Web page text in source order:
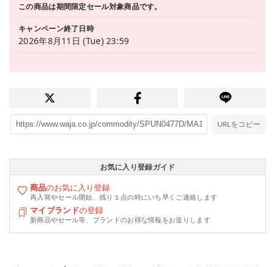
この商品は期間限定セール対象商品です。
キャンペーン終了日時
2026年8月11日 (Tue) 23:59
URLをコピー
お気に入り登録ガイド
商品のお気に入り登録
再入荷やセール開始、残り１点の時にいち早くご連絡します
マイブランドの登録
新商品やセール等、ブランドのお得な情報をお送りします